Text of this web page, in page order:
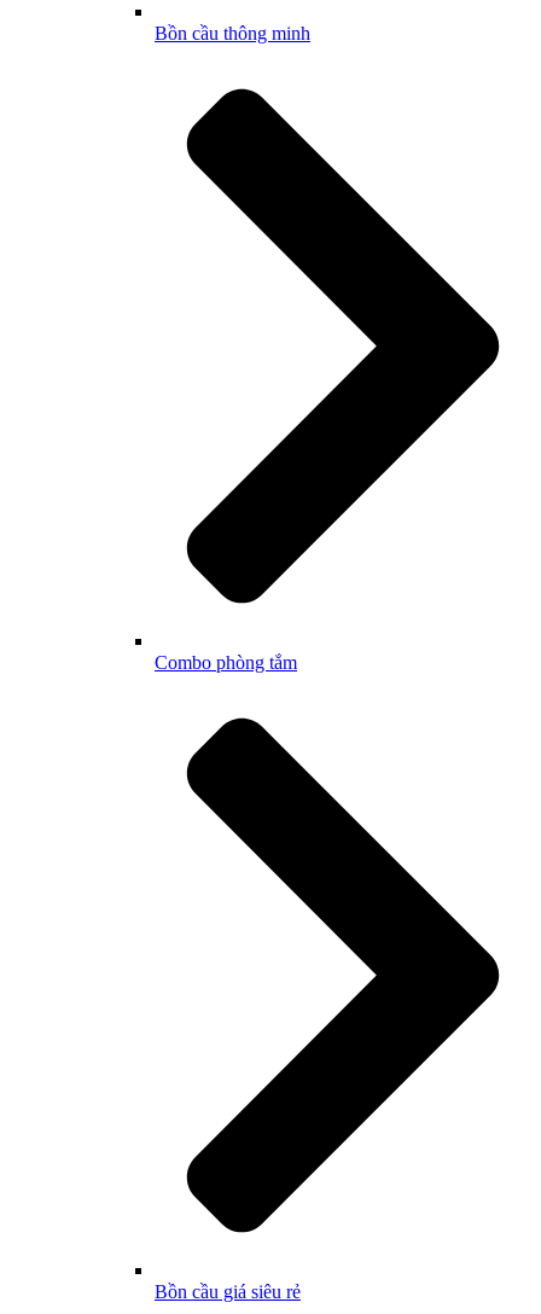
Bồn cầu thông minh
Combo phòng tắm
Bồn cầu giá siêu rẻ